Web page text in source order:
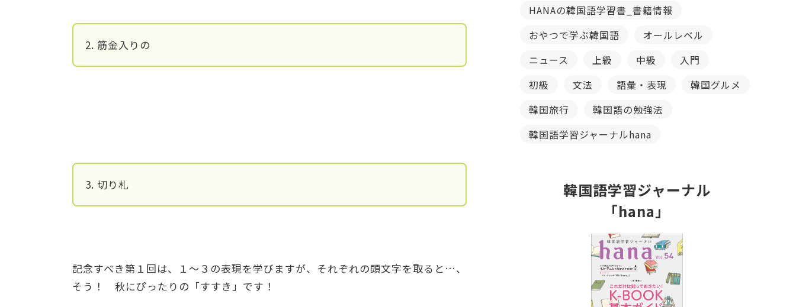
2. 筋金入りの
3. 切り札
記念すべき第１回は、１〜３の表現を学びますが、それぞれの頭文字を取ると…、
そう！ 秋にぴったりの「すすき」です！
HANAの韓国語学習書_書籍情報
おやつで学ぶ韓国語
オールレベル
ニュース
上級 中級
入門
初級
文法 語彙・表現
韓国グルメ
韓国旅行
韓国語の勉強法
韓国語学習ジャーナルhana
韓国語学習ジャーナル
「hana」